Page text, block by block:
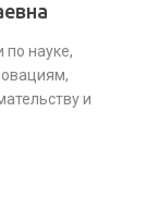
по науке,
и